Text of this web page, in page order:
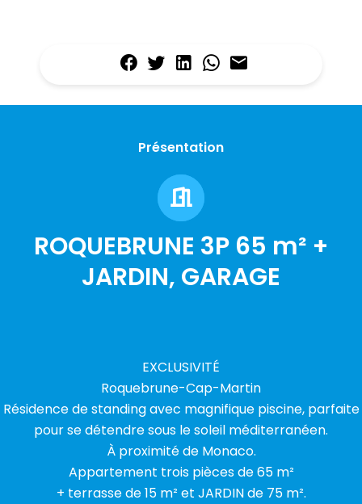
Présentation
ROQUEBRUNE 3P 65 m² +
JARDIN, GARAGE
EXCLUSIVITÉ
Roquebrune-Cap-Martin
Résidence de standing avec magnifique piscine, parfaite
pour se détendre sous le soleil méditerranéen.
À proximité de Monaco.
Appartement trois pièces de 65 m²
+ terrasse de 15 m² et JARDIN de 75 m².